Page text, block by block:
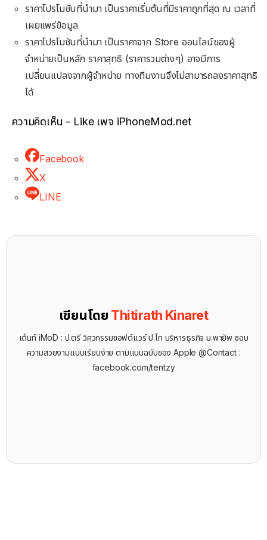
ราคาโปรโมชันที่นำมา เป็นราคาเริ่มต้นที่มีราคาถูกที่สุด ณ เวลาที่
เผยแพร่ข้อมูล
ราคาโปรโมชันที่นำมา เป็นราคาจาก Store ออนไลน์ของผู้
จำหน่ายเป็นหลัก ราคาสุทธิ (ราคารวมต่างๆ) อาจมีการ
เปลี่ยนแปลงจากผู้จำหน่าย ทางทีมงานจึงไม่สามารถลงราคาสุทธิ
ได้
ความคิดเห็น - Like เพจ iPhoneMod.net
Facebook
X
LINE
เขียนโดย Thitirath Kinaret
เต้นท์ iMoD : ป.ตรี วิศวกรรมซอฟต์แวร์ ป.โท บริหารธุรกิจ ม.พายัพ ชอบ
ความสวยงามแบบเรียบง่าย ตามแบบฉบับของ Apple @Contact :
facebook.com/tentzy